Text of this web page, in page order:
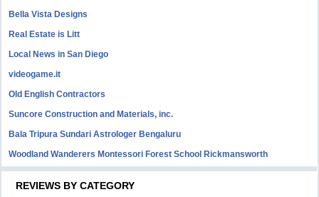
Bella Vista Designs
Real Estate is Litt
Local News in San Diego
videogame.it
Old English Contractors
Suncore Construction and Materials, inc.
Bala Tripura Sundari Astrologer Bengaluru
Woodland Wanderers Montessori Forest School Rickmansworth
REVIEWS BY CATEGORY